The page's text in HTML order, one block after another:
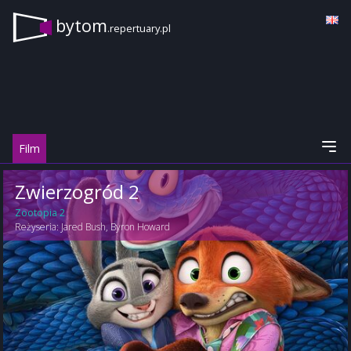
bytom.repertuary.pl
Film
Zwierzogród 2
Zootopia 2
Reżyseria: Jared Bush, Byron Howard